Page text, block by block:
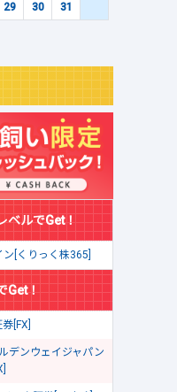
29 30 31
ベルでGet！
ン[くりっく株365]
Get！
[FX]
デンウェイジャパン